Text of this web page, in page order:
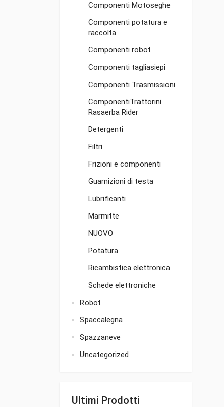
Componenti Motoseghe
Componenti potatura e
raccolta
Componenti robot
Componenti tagliasiepi
Componenti Trasmissioni
ComponentiTrattorini
Rasaerba Rider
Detergenti
Filtri
Frizioni e componenti
Guarnizioni di testa
Lubrificanti
Marmitte
NUOVO
Potatura
Ricambistica elettronica
Schede elettroniche
Robot
Spaccalegna
Spazzaneve
Uncategorized
Ultimi Prodotti